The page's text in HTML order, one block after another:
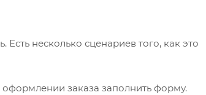
несколько сценариев того, как это
заказа заполнить форму.